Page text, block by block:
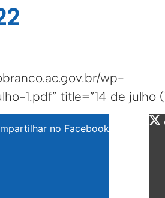
wp-
1.pdf” title=”14 de julho
no Facebook